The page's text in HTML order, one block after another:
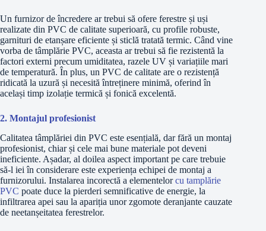
Un furnizor de încredere ar trebui să ofere ferestre și uși
realizate din PVC de calitate superioară, cu profile robuste,
garnituri de etanșare eficiente și sticlă tratată termic. Când vine
vorba de tâmplărie PVC, aceasta ar trebui să fie rezistentă la
factori externi precum umiditatea, razele UV și variațiile mari
de temperatură. În plus, un PVC de calitate are o rezistență
ridicată la uzură și necesită întreținere minimă, oferind în
același timp izolație termică și fonică excelentă.
2. Montajul profesionist
Calitatea tâmplăriei din PVC este esențială, dar fără un montaj
profesionist, chiar și cele mai bune materiale pot deveni
ineficiente. Așadar, al doilea aspect important pe care trebuie
să-l iei în considerare este experiența echipei de montaj a
furnizorului. Instalarea incorectă a elementelorcu tamplărie
PVC poate duce la pierderi semnificative de energie, la
infiltrarea apei sau la apariția unor zgomote deranjante cauzate
de neetanșeitatea ferestrelor.